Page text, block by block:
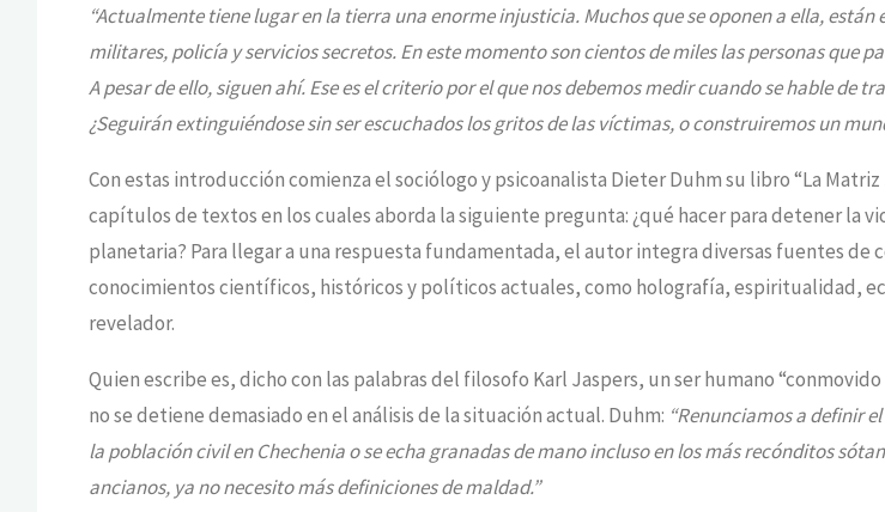
de
la
vida
–
E-
Book
Menge
“Actualmente tiene lugar en la tierra una enorme injusticia. Muchos que se oponen a ella,
militares, policía y servicios secretos. En este momento son cientos de miles las personas que
A pesar de ello, siguen ahí. Ese es el criterio por el que nos debemos medir cuando se hable de
¿Seguirán extinguiéndose sin ser escuchados los gritos de las víctimas, o construiremos un
Con estas introducción comienza el sociólogo y psicoanalista Dieter Duhm su libro “La Matriz
capítulos de textos en los cuales aborda la siguiente pregunta: ¿qué hacer para detener la
planetaria? Para llegar a una respuesta fundamentada, el autor integra diversas fuentes de
conocimientos científicos, históricos y políticos actuales, como holografía, espiritualidad,
revelador.
Quien escribe es, dicho con las palabras del filosofo Karl Jaspers, un ser humano
no se detiene demasiado en el análisis de la situación actual. Duhm: “Renunciamos a definir
la población civil en Chechenia o se echa granadas de mano incluso en los más recónditos
ancianos, ya no necesito más definiciones de maldad.”